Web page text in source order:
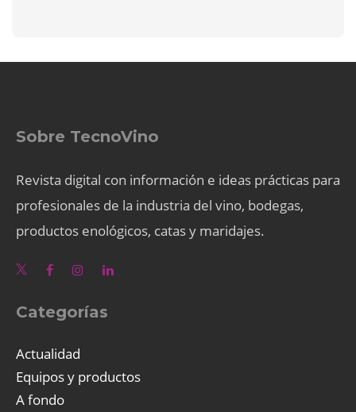
Sobre TecnoVino
Revista digital con información e ideas prácticas para
profesionales de la industria del vino, bodegas,
productos enológicos, catas y maridajes.
Categorías
Actualidad
Equipos y productos
A fondo